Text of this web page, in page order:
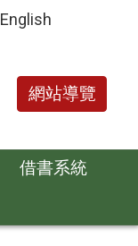
English
網站導覽
借書系統